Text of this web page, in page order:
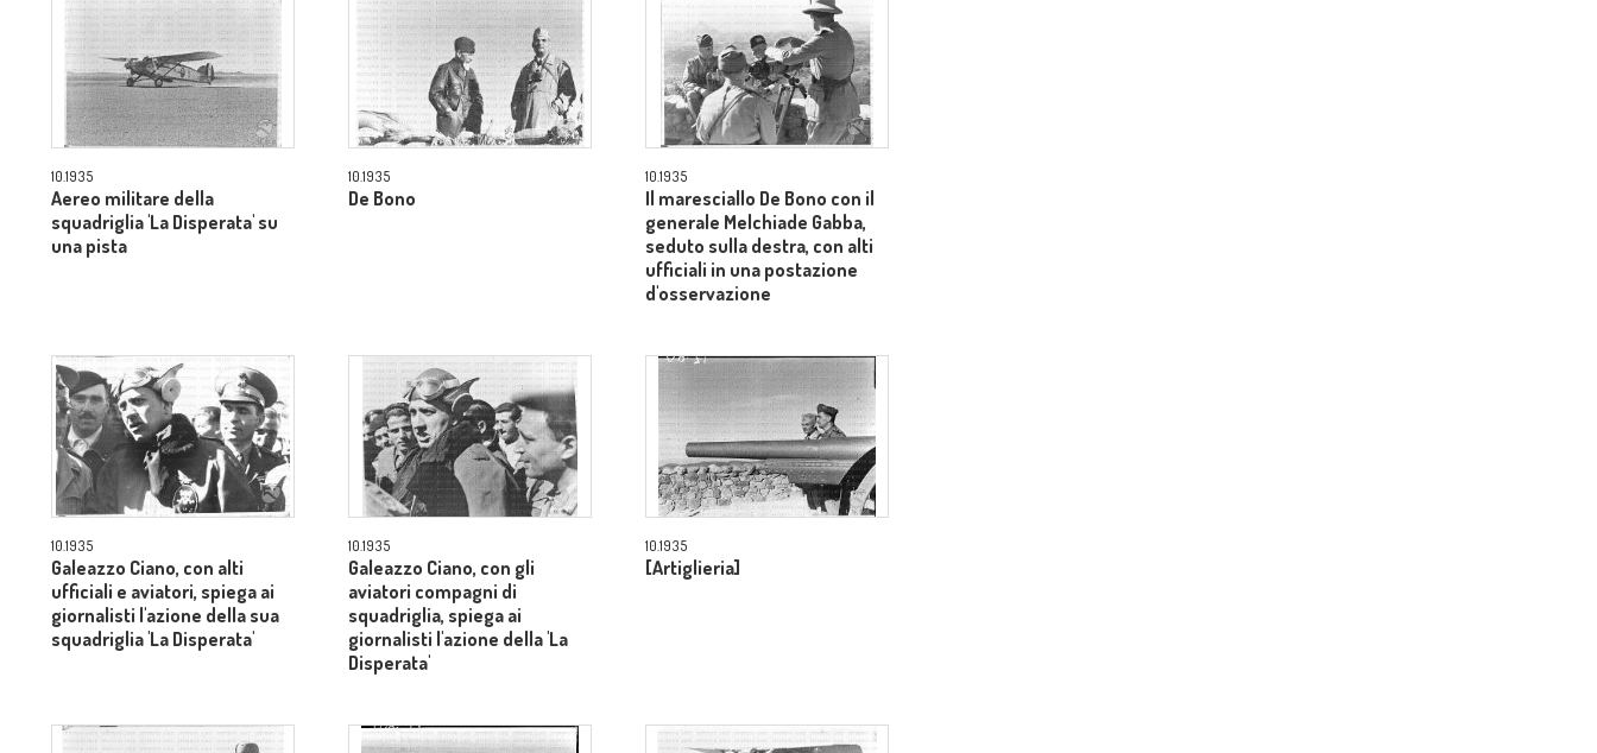
10.1935
Aereo militare della
squadriglia 'La Disperata' su
una pista
10.1935
De Bono
10.1935
Il maresciallo De Bono con il
generale Melchiade Gabba,
seduto sulla destra, con alti
ufficiali in una postazione
d'osservazione
10.1935
Galeazzo Ciano, con alti
ufficiali e aviatori, spiega ai
giornalisti l'azione della sua
squadriglia 'La Disperata'
10.1935
Galeazzo Ciano, con gli
aviatori compagni di
squadriglia, spiega ai
giornalisti l'azione della 'La
Disperata'
10.1935
[Artiglieria]